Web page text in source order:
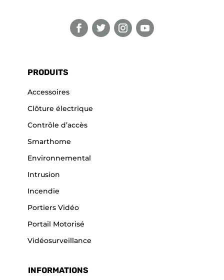
PRODUITS
Accessoires
Clôture électrique
Contrôle d’accès
Smarthome
Environnemental
Intrusion
Incendie
Portiers Vidéo
Portail Motorisé
Vidéosurveillance
INFORMATIONS